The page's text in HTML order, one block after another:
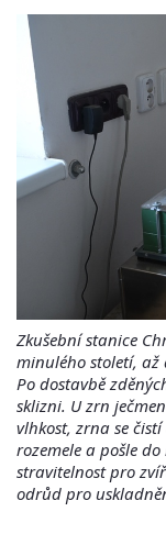
Zkušební stanice
minulého století, až
Po dostavbě
sklizni. U zrn
vlhkost, zrna se
rozemele a pošle
stravitelnost pro
odrůd pro